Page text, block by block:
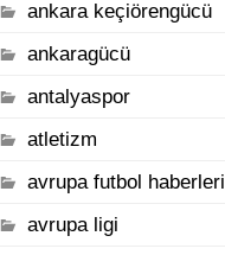
ankara keçiörengücü
ankaragücü
antalyaspor
atletizm
avrupa futbol haberleri
avrupa ligi